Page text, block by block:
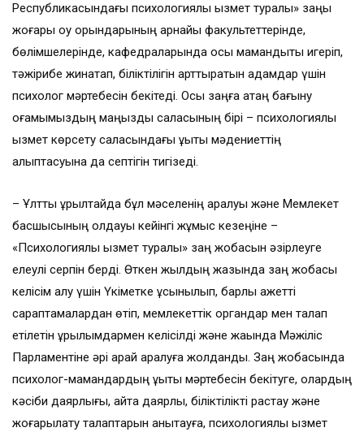
Республикасындағы психологиялық қызмет туралы» заңы
жоғары оқу орындарының арнайы факультеттерінде,
бөлімшелерінде, кафедраларында осы мамандықты игеріп,
тәжірибе жинақтап, біліктілігін арттыратын адамдар үшін
психолог мәртебесін бекітеді. Осы заңға қатаң бағыну
қоғамымыздың маңызды саласының бірі – психологиялық
қызмет көрсету саласындағы құқықтық мәдениеттің
қалыптасуына да септігін тигізеді.
– Ұлттық құрылтайда бұл мәселенің қаралуы және Мемлекет
басшысының қолдауы кейінгі жұмыс кезеңіне –
«Психологиялық қызмет туралы» заң жобасын әзірлеуге
елеулі серпін берді. Өткен жылдың жазында заң жобасы
келісім алу үшін Үкіметке ұсынылып, барлық қажетті
сараптамалардан өтіп, мемлекеттік органдар мен талап
етілетін құрылымдармен келісілді және жақында Мәжіліс
Парламентіне әрі қарай қаралуға жолданды. Заң жобасында
психолог-мамандардың құқықтық мәртебесін бекітуге, олардың
кәсіби даярлығы, қайта даярлық, біліктілікті растау және
жоғарылату талаптарын анықтауға, психологиялық қызмет